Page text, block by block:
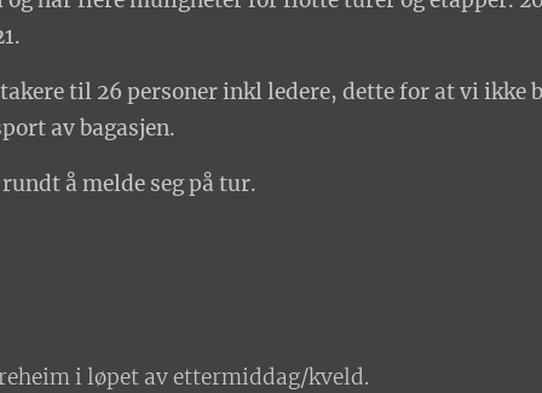
til 26 personer inkl ledere, dette for at vi ikke
av bagasjen.
å melde seg på tur.
i løpet av ettermiddag/kveld.